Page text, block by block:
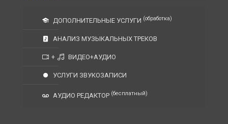
ДОПОЛНИТЕЛЬНЫЕ УСЛУГИ (обработка)
АНАЛИЗ МУЗЫКАЛЬНЫХ ТРЕКОВ
+ ВИДЕО+АУДИО
УСЛУГИ ЗВУКОЗАПИСИ
АУДИО РЕДАКТОР (бесплатный)